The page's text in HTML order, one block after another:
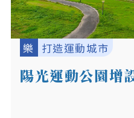
樂 打造運動城市
陽光運動公園增